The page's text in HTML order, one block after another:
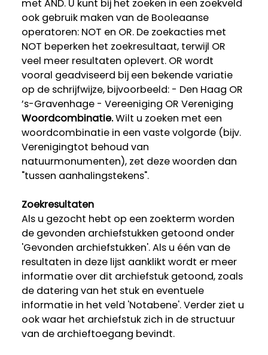
met AND. U kunt bij het zoeken in een zoekveld
ook gebruik maken van de Booleaanse
operatoren: NOT en OR. De zoekacties met
NOT beperken het zoekresultaat, terwijl OR
veel meer resultaten oplevert. OR wordt
vooral geadviseerd bij een bekende variatie
op de schrijfwijze, bijvoorbeeld: - Den Haag OR
’s-Gravenhage - Vereeniging OR Vereniging
Woordcombinatie.Wilt u zoeken met een
woordcombinatie in een vaste volgorde (bijv.
Verenigingtot behoud van
natuurmonumenten), zet deze woorden dan
"tussen aanhalingstekens".
Zoekresultaten
Als u gezocht hebt op een zoekterm worden
de gevonden archiefstukken getoond onder
'Gevonden archiefstukken'. Als u één van de
resultaten in deze lijst aanklikt wordt er meer
informatie over dit archiefstuk getoond, zoals
de datering van het stuk en eventuele
informatie in het veld 'Notabene'. Verder ziet u
ook waar het archiefstuk zich in de structuur
van de archieftoegang bevindt.